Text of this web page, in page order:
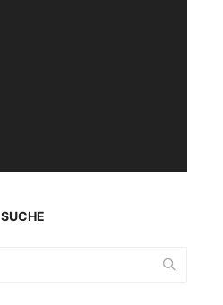
SUCHE